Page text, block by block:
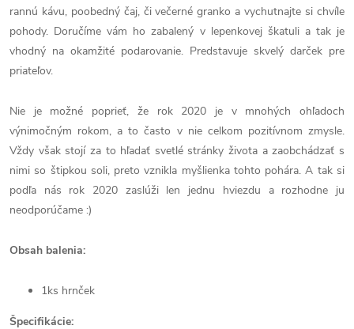
rannú kávu, poobedný čaj, či večerné granko a vychutnajte si chvíle
pohody. Doručíme vám ho zabalený v lepenkovej škatuli a tak je
vhodný na okamžité podarovanie. Predstavuje skvelý darček pre
priateľov.
Nie je možné poprieť, že rok 2020 je v mnohých ohľadoch
výnimočným rokom, a to často v nie celkom pozitívnom zmysle.
Vždy však stojí za to hľadať svetlé stránky života a zaobchádzať s
nimi so štipkou soli, preto vznikla myšlienka tohto pohára. A tak si
podľa nás rok 2020 zaslúži len jednu hviezdu a rozhodne ju
neodporúčame :)
Obsah balenia:
1ks hrnček
Špecifikácie: